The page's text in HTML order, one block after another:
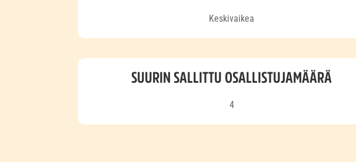
Keskivaikea
SUURIN SALLITTU OSALLISTUJAMÄÄRÄ
4